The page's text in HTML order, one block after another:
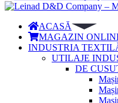
ACASĂ
MAGAZIN
INDUSTRIA
UTILAJE
DE